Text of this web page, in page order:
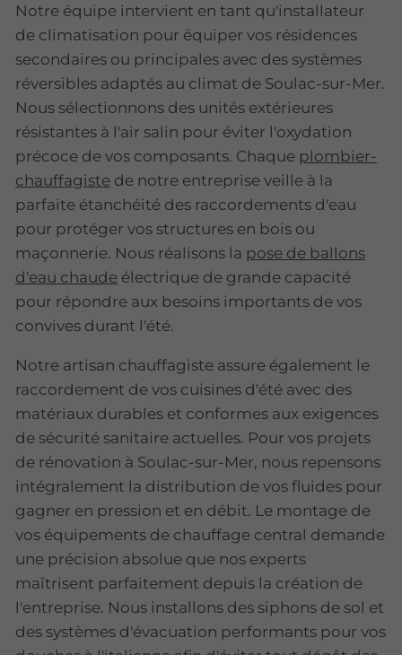
Notre équipe intervient en tant qu'installateur
de climatisation pour équiper vos résidences
secondaires ou principales avec des systèmes
réversibles adaptés au climat de Soulac-sur-Mer.
Nous sélectionnons des unités extérieures
résistantes à l'air salin pour éviter l'oxydation
précoce de vos composants. Chaque plombier-
chauffagiste de notre entreprise veille à la
parfaite étanchéité des raccordements d'eau
pour protéger vos structures en bois ou
maçonnerie. Nous réalisons la pose de ballons
d'eau chaude électrique de grande capacité
pour répondre aux besoins importants de vos
convives durant l'été.
Notre artisan chauffagiste assure également le
raccordement de vos cuisines d'été avec des
matériaux durables et conformes aux exigences
de sécurité sanitaire actuelles. Pour vos projets
de rénovation à Soulac-sur-Mer, nous repensons
intégralement la distribution de vos fluides pour
gagner en pression et en débit. Le montage de
vos équipements de chauffage central demande
une précision absolue que nos experts
maîtrisent parfaitement depuis la création de
l'entreprise. Nous installons des siphons de sol et
des systèmes d'évacuation performants pour vos